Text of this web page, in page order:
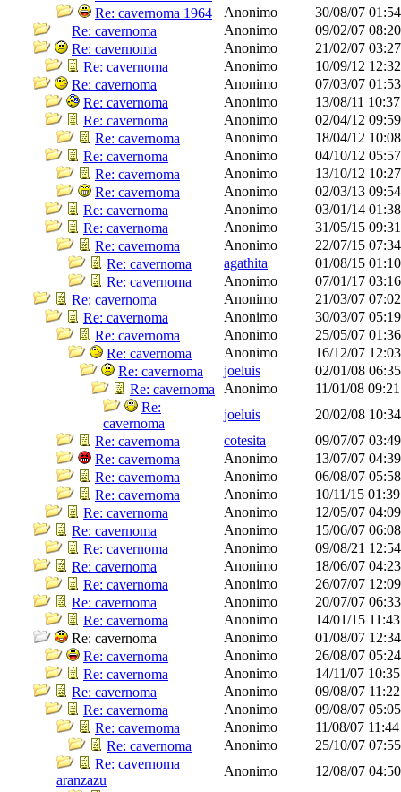
Re: cavernoma 1964
Anonimo 30/08/07
Re: cavernoma
Anonimo 09/02/07
Re: cavernoma
Anonimo 21/02/07
Re: cavernoma
Anonimo 10/09/12
Re: cavernoma
Anonimo 07/03/07
Re: cavernoma
Anonimo 13/08/11
Re: cavernoma
Anonimo 02/04/12
Re: cavernoma
Anonimo 18/04/12
Re: cavernoma
Anonimo 04/10/12
Re: cavernoma
Anonimo 13/10/12
Re: cavernoma
Anonimo 02/03/13
Re: cavernoma
Anonimo 03/01/14
Re: cavernoma
Anonimo 31/05/15
Re: cavernoma
Anonimo 22/07/15
Re: cavernoma
agathita 01/08/15
Re: cavernoma
Anonimo 07/01/17
Re: cavernoma
Anonimo 21/03/07
Re: cavernoma
Anonimo 30/03/07
Re: cavernoma
Anonimo 25/05/07
Re: cavernoma
Anonimo 16/12/07
Re: cavernoma
joeluis 02/01/08
Re: cavernoma
Anonimo 11/01/08
Re:
cavernoma
joeluis 20/02/08
Re: cavernoma
cotesita 09/07/07
Re: cavernoma
Anonimo 13/07/07
Re: cavernoma
Anonimo 06/08/07
Re: cavernoma
Anonimo 10/11/15
Re: cavernoma
Anonimo 12/05/07
Re: cavernoma
Anonimo 15/06/07
Re: cavernoma
Anonimo 09/08/21
Re: cavernoma
Anonimo 18/06/07
Re: cavernoma
Anonimo 26/07/07
Re: cavernoma
Anonimo 20/07/07
Re: cavernoma
Anonimo 14/01/15
Re: cavernoma
Anonimo 01/08/07
Re: cavernoma
Anonimo 26/08/07
Re: cavernoma
Anonimo 14/11/07
Re: cavernoma
Anonimo 09/08/07
Re: cavernoma
Anonimo 09/08/07
Re: cavernoma
Anonimo 11/08/07
Re: cavernoma
Anonimo 25/10/07
Re: cavernoma
aranzazu
Anonimo 12/08/07